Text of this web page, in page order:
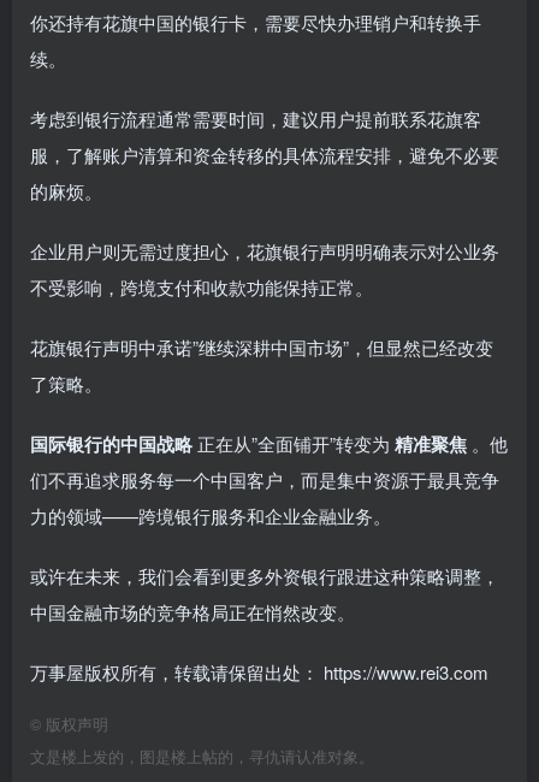
你还持有花旗中国的银行卡，需要尽快办理销户和转换手
续。
考虑到银行流程通常需要时间，建议用户提前联系花旗客
服，了解账户清算和资金转移的具体流程安排，避免不必要
的麻烦。
企业用户则无需过度担心，花旗银行声明明确表示对公业务
不受影响，跨境支付和收款功能保持正常。
花旗银行声明中承诺”继续深耕中国市场”，但显然已经改变
了策略。
国际银行的中国战略 正在从”全面铺开”转变为 精准聚焦 。他
们不再追求服务每一个中国客户，而是集中资源于最具竞争
力的领域——跨境银行服务和企业金融业务。
或许在未来，我们会看到更多外资银行跟进这种策略调整，
中国金融市场的竞争格局正在悄然改变。
万事屋版权所有，转载请保留出处： https://www.rei3.com
© 版权声明
文是楼上发的，图是楼上帖的，寻仇请认准对象。